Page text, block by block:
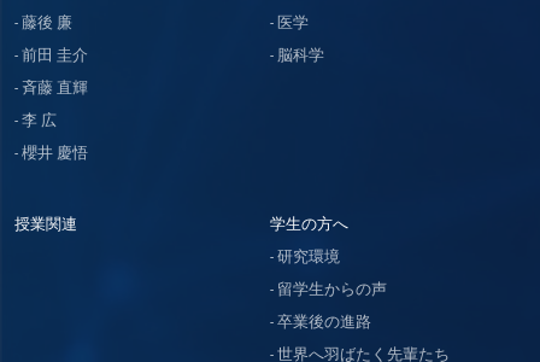
藤後 廉
前田 圭介
斉藤 直輝
李 広
櫻井 慶悟
医学
脳科学
授業関連
学生の方へ
研究環境
留学生からの声
卒業後の進路
世界へ羽ばたく先輩たち